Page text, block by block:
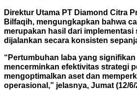
Direktur Utama PT Diamond Citra
Bilfaqih, mengungkapkan bahwa
merupakan hasil dari
dijalankan secara konsisten
“Pertumbuhan laba yang
mencerminkan efektivitas strategi
mengoptimalkan aset dan
operasional,” jelasnya, Jumat (12/6/